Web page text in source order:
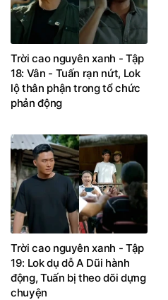
Trời cao nguyên xanh - Tập
18: Vân - Tuấn rạn nứt, Lok
lộ thân phận trong tổ chức
phản động
Trời cao nguyên xanh - Tập
19: Lok dụ dỗ A Dũi hành
động, Tuấn bị theo dõi dựng
chuyện